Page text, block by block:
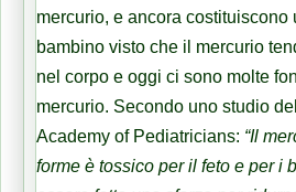
mercurio, e ancora costituiscono
bambino visto che il mercurio
nel corpo e oggi ci sono molte
mercurio. Secondo uno studio
Academy of Pediatricians: “Il
forme è tossico per il feto e per i